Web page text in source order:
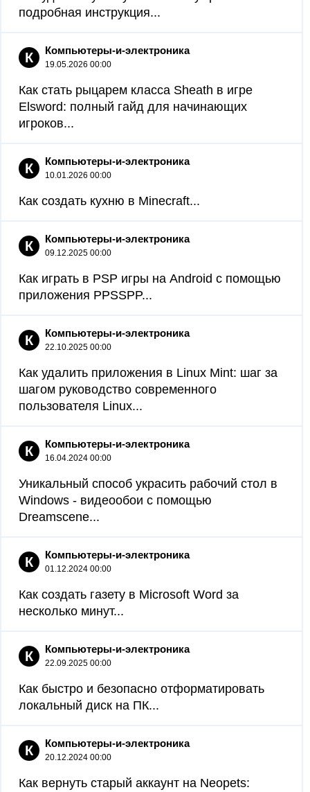
подробная инструкция...
К Компьютеры-и-электроника
19.05.2026 00:00
Как стать рыцарем класса Sheath в игре
Elsword: полный гайд для начинающих
игроков...
К Компьютеры-и-электроника
10.01.2026 00:00
Как создать кухню в Minecraft...
К Компьютеры-и-электроника
09.12.2025 00:00
Как играть в PSP игры на Android с помощью
приложения PPSSPP...
К Компьютеры-и-электроника
22.10.2025 00:00
Как удалить приложения в Linux Mint: шаг за
шагом руководство современного
пользователя Linux...
К Компьютеры-и-электроника
16.04.2024 00:00
Уникальный способ украсить рабочий стол в
Windows - видеообои с помощью
Dreamscene...
К Компьютеры-и-электроника
01.12.2024 00:00
Как создать газету в Microsoft Word за
несколько минут...
К Компьютеры-и-электроника
22.09.2025 00:00
Как быстро и безопасно отформатировать
локальный диск на ПК...
К Компьютеры-и-электроника
20.12.2024 00:00
Как вернуть старый аккаунт на Neopets: